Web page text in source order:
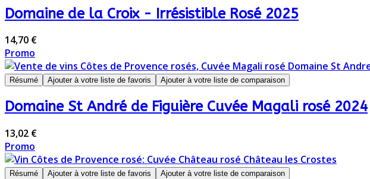
Domaine de la Croix - Irrésistible Rosé 2025
14,70 €
Promo
Résumé Ajouter à votre liste de favoris Ajouter à votre liste de comparaison
Domaine St André de Figuière Cuvée Magali rosé 2024
13,02 €
Promo
Résumé Ajouter à votre liste de favoris Ajouter à votre liste de comparaison